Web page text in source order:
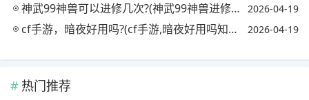
神武99神兽可以进修几次?(神武99神兽进修后属性) 2026-04-19
cf手游，暗夜好用吗?(cf手游,暗夜好用吗知乎) 2026-04-19
热门推荐